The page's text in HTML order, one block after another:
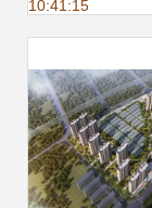
10:41:15